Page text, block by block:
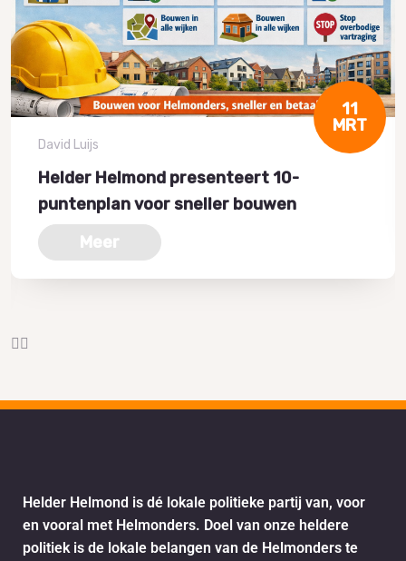
11
MRT
David Luijs
Helder Helmond presenteert 10-
puntenplan voor sneller bouwen
Meer
Helder Helmond is dé lokale politieke partij van, voor
en vooral met Helmonders. Doel van onze heldere
politiek is de lokale belangen van de Helmonders te